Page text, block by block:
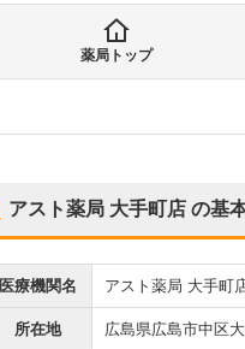
薬局トップ
アスト薬局 大手町店 の基
医療機関名 アスト薬局 大手町
所在地 広島県広島市中区